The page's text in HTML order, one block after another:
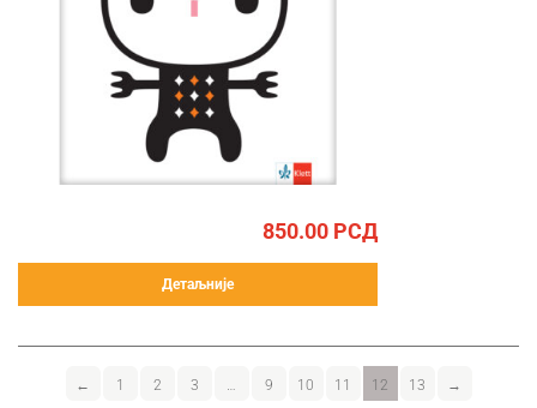
850.00 РСД
Детаљније
← 1 2 3 9 10 11 12 13 →